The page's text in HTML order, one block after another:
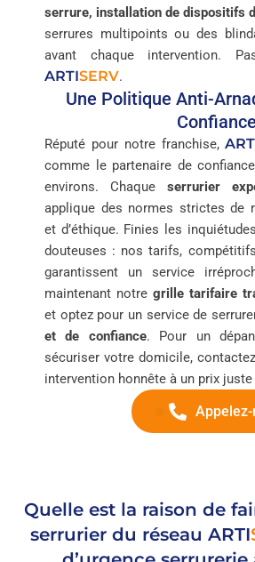
serrure, installation de dispositifs
serrures multipoints ou des
avant chaque intervention.
ARTISERV.
Une Politique Anti-
Confiance
Réputé pour notre franchise,
comme le partenaire de
environs. Chaque serrurier
applique des normes strictes de
et d’éthique. Finies les
douteuses : nos tarifs,
garantissent un service
maintenant notre grille tarifaire
et optez pour un service de
et de confiance. Pour un
sécuriser votre domicile,
intervention honnête à un prix juste
Quelle est la raison de
serrurier du réseau ARTI